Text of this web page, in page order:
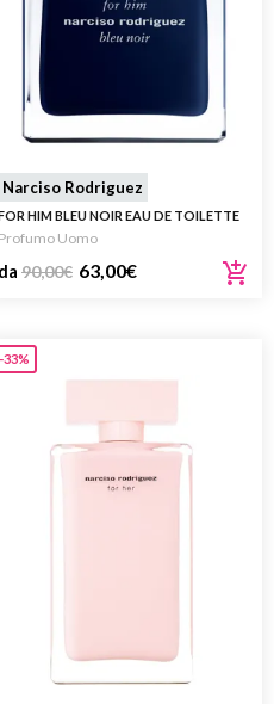
Narciso Rodriguez
HIM BLEU NOIR EAU DE TOILETTE
Profumo Uomo
da 90,00€ 63,00€
-33%